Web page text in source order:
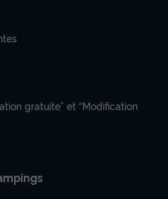
gratuite” et “Modification